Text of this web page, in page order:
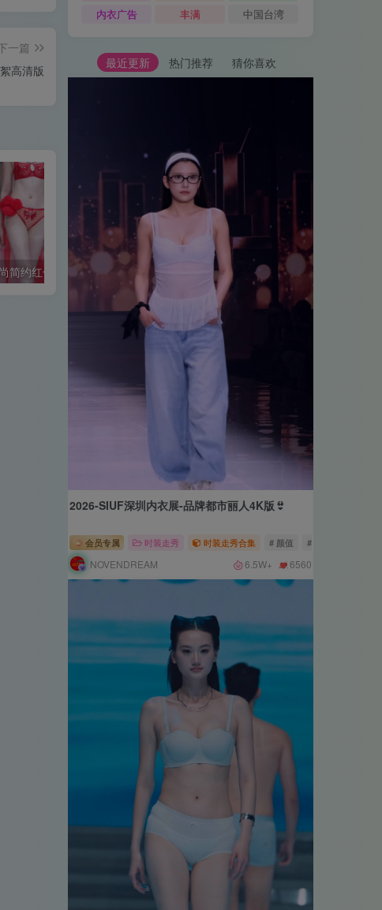
一篇
高清版
NOVENDREAM-无水印高质量时装短视频👗
内衣广告
丰满 中国台湾
最近更新 热门推荐 猜你喜欢
2026-SIUF深圳内衣展-品牌都市丽人4K版👙
会员专属 时装走秀 时装走秀合集 # 颜值 # 长腿
NOVENDREAM 6.5W+ 6560